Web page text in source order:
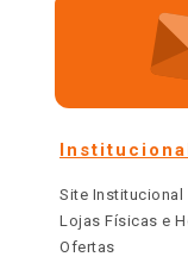
Site Institucional
Lojas Físicas e
Ofertas